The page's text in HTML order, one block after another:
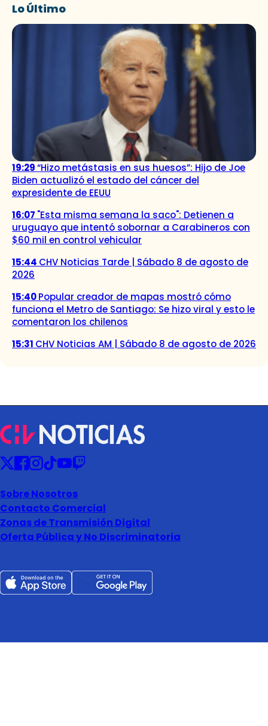
Lo Último
19:29“Hizo metástasis en sus huesos”: Hijo de Joe
Biden actualizó el estado del cáncer del
expresidente de EEUU
16:07 "Esta misma semana la saco": Detienen a
uruguayo que intentó sobornar a Carabineros con
$60 mil en control vehicular
15:44 CHV Noticias Tarde | Sábado 8 de agosto de
2026
15:40Popular creador de mapas mostró cómo
funciona el Metro de Santiago: Se hizo viral y esto le
comentaron los chilenos
15:31 CHV Noticias AM | Sábado 8 de agosto de 2026
Sobre Nosotros
Contacto Comercial
Zonas de Transmisión Digital
Oferta Pública y No Discriminatoria